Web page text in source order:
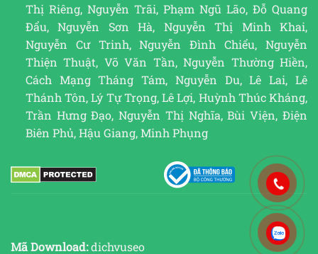
Thị Riêng, Nguyễn Trãi, Phạm Ngũ Lão, Đỗ Quang
Đẩu, Nguyễn Sơn Hà, Nguyễn Thị Minh Khai,
Nguyễn Cư Trinh, Nguyễn Đình Chiểu, Nguyễn
Thiện Thuật, Võ Văn Tần, Nguyễn Thường Hiền,
Cách Mạng Tháng Tám, Nguyễn Du, Lê Lai, Lê
Thánh Tôn, Lý Tự Trọng, Lê Lợi, Huỳnh Thúc Kháng,
Trần Hưng Đạo, Nguyễn Thị Nghĩa, Bùi Viện, Điện
Biên Phủ, Hậu Giang, Minh Phụng
Mã Download:dichvuseo